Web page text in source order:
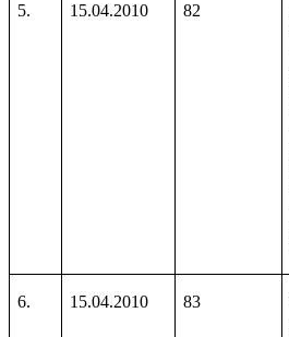
5. 15.04.2010 82
6. 15.04.2010 83